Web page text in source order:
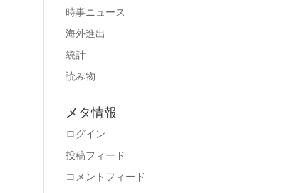
時事ニュース
海外進出
統計
読み物
メタ情報
ログイン
投稿フィード
コメントフィード